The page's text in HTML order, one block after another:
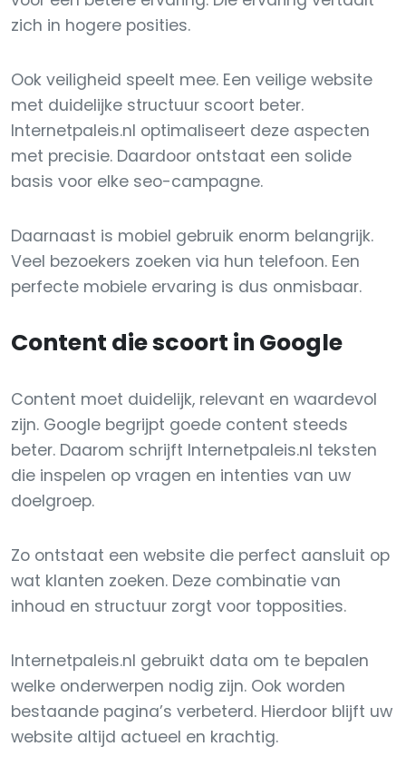
zich in hogere posities.
Ook veiligheid speelt mee. Een veilige website
met duidelijke structuur scoort beter.
Internetpaleis.nl optimaliseert deze aspecten
met precisie. Daardoor ontstaat een solide
basis voor elke seo-campagne.
Daarnaast is mobiel gebruik enorm belangrijk.
Veel bezoekers zoeken via hun telefoon. Een
perfecte mobiele ervaring is dus onmisbaar.
Content die scoort in Google
Content moet duidelijk, relevant en waardevol
zijn. Google begrijpt goede content steeds
beter. Daarom schrijft Internetpaleis.nl teksten
die inspelen op vragen en intenties van uw
doelgroep.
Zo ontstaat een website die perfect aansluit op
wat klanten zoeken. Deze combinatie van
inhoud en structuur zorgt voor topposities.
Internetpaleis.nl gebruikt data om te bepalen
welke onderwerpen nodig zijn. Ook worden
bestaande pagina’s verbeterd. Hierdoor blijft uw
website altijd actueel en krachtig.